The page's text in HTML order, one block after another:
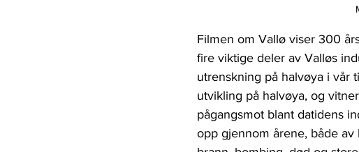
Filmen om Vallø viser 300
fire viktige deler av Valløs
utrenskning på halvøya i vår
utvikling på halvøya, og
pågangsmot blant datidens
opp gjennom årene, både